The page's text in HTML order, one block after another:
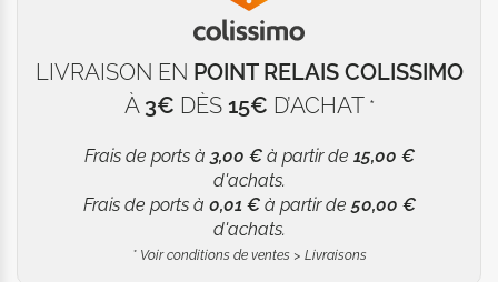
LIVRAISON EN POINT RELAIS COLISSIMO
À 3€ DÈS 15€ D’ACHAT *
Frais de ports à 3,00 €à partir de 15,00 €
d'achats.
Frais de ports à 0,01 €à partir de50,00 €
d'achats.
* Voir conditions de ventes > Livraisons